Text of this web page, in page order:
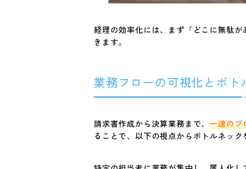
経理の効率化には、まず「どこに無駄
きます。
業務フローの可視化とボト
請求書作成から決算業務まで、一連のプ
ることで、以下の視点からボトルネック